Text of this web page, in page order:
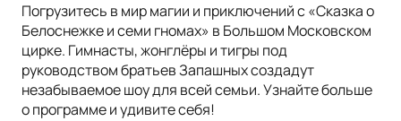
Погрузитесь в мир магии и приключений с «Сказка о
Белоснежке и семи гномах» в Большом Московском
цирке. Гимнасты, жонглёры и тигры под
руководством братьев Запашных создадут
незабываемое шоу для всей семьи. Узнайте больше
о программе и удивите себя!